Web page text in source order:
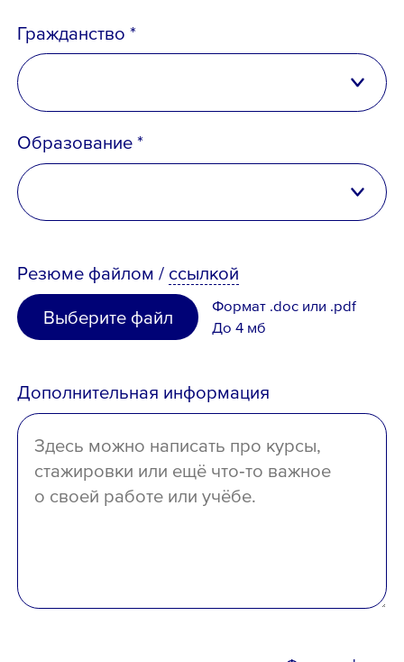
Порядком формирования кадрового
резерваи
Гражданство *
Российская Федерация
Беларусь
Узбекистан
Иное
Образование *
неполное высшее
среднее специальное
отсутствует
Резюме файлом / ссылкой
Выберите файл
Формат .doc или .pdf
До 4 мб
Дополнительная информация